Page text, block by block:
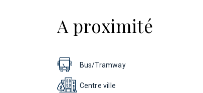
A proximité
Bus/Tramway
Centre ville